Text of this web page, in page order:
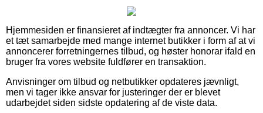
Hjemmesiden er finansieret af indtægter fra annoncer. Vi har
et tæt samarbejde med mange internet butikker i form af at vi
annoncerer forretningernes tilbud, og høster honorar ifald en
bruger fra vores website fuldfører en transaktion.
Anvisninger om tilbud og netbutikker opdateres jævnligt,
men vi tager ikke ansvar for justeringer der er blevet
udarbejdet siden sidste opdatering af de viste data.